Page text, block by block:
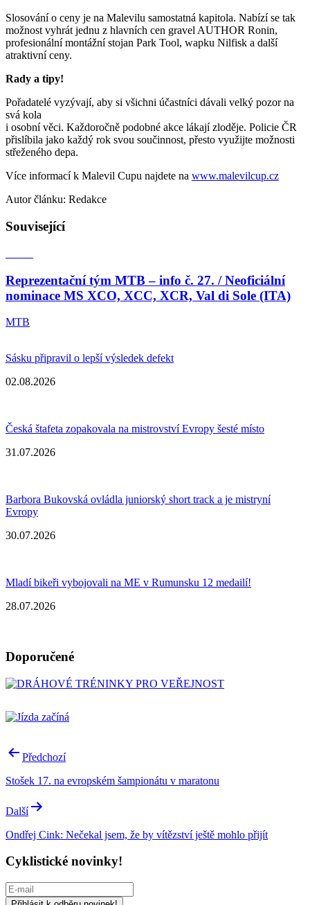
Slosování o ceny je na Malevilu samostatná kapitola. Nabízí se tak
možnost vyhrát jednu z hlavních cen gravel AUTHOR Ronin,
profesionální montážní stojan Park Tool, wapku Nilfisk a další
atraktivní ceny.
Rady a tipy!
Pořadatelé vyzývají, aby si všichni účastníci dávali velký pozor na
svá kola
i osobní věci. Každoročně podobné akce lákají zloděje. Policie ČR
přislíbila jako každý rok svou součinnost, přesto využijte možnosti
střeženého depa.
Více informací k Malevil Cupu najdete na www.malevilcup.cz
Autor článku: Redakce
Související
Reprezentační tým MTB – info č. 27. / Neoficiální
nominace MS XCO, XCC, XCR, Val di Sole (ITA)
MTB
Sásku připravil o lepší výsledek defekt
02.08.2026
Česká štafeta zopakovala na mistrovství Evropy šesté místo
31.07.2026
Barbora Bukovská ovládla juniorský short track a je mistryní
Evropy
30.07.2026
Mladí bikeři vybojovali na ME v Rumunsku 12 medailí!
28.07.2026
Doporučené
Navigace
příspěvek
Předchozí
Stošek 17. na evropském šampionátu v maratonu
Další
Ondřej Cink: Nečekal jsem, že by vítězství ještě mohlo přijít
Cyklistické novinky!